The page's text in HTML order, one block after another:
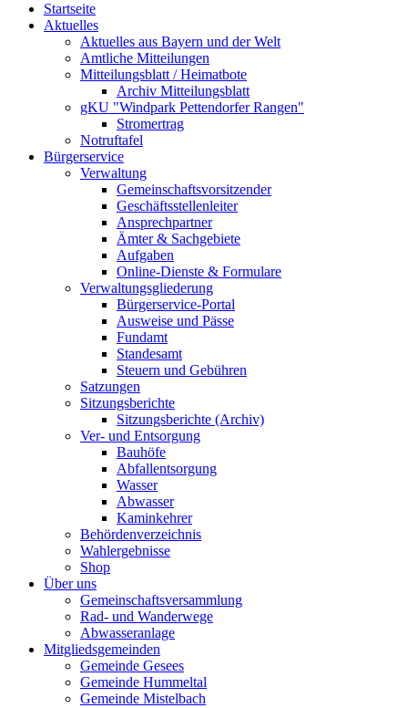
Startseite
Aktuelles
Aktuelles aus Bayern und der Welt
Amtliche Mitteilungen
Mitteilungsblatt / Heimatbote
Archiv Mitteilungsblatt
gKU "Windpark Pettendorfer Rangen"
Stromertrag
Notruftafel
Bürgerservice
Verwaltung
Gemeinschaftsvorsitzender
Geschäftsstellenleiter
Ansprechpartner
Ämter & Sachgebiete
Aufgaben
Online-Dienste & Formulare
Verwaltungsgliederung
Bürgerservice-Portal
Ausweise und Pässe
Fundamt
Standesamt
Steuern und Gebühren
Satzungen
Sitzungsberichte
Sitzungsberichte (Archiv)
Ver- und Entsorgung
Bauhöfe
Abfallentsorgung
Wasser
Abwasser
Kaminkehrer
Behördenverzeichnis
Wahlergebnisse
Shop
Über uns
Gemeinschaftsversammlung
Rad- und Wanderwege
Abwasseranlage
Mitgliedsgemeinden
Gemeinde Gesees
Gemeinde Hummeltal
Gemeinde Mistelbach